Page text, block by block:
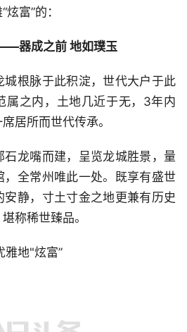
富”的：
器成之前 地如璞玉
根脉于此积淀，世代大户于此
属之内，土地几近于无，3年内
居所而世代传承。
龙嘴而建，呈览龙城胜景，量
，全常州唯此一处。既享有盛世
静，寸土寸金之地更兼有历史
称稀世臻品。